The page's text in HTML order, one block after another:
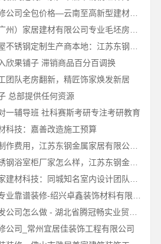
官渡全包装修公司全包价格—云南至高新型建材有限公司
欣果铺子 滞销商品百分百调换
团队老房翻新，精匠饰家焕发新居
总部提供任何资源
一辅导班 社科赛斯考研专注考研教育
科技：嘉善改造施工预算
新中式匠心制作费用，江苏东钢金属家居有限公司透明报价
东钢金属不锈钢浴室柜厂家怎么样，江苏东钢金属科技有限公司口碑解析
公司_常州宜居佳装饰工程有限公司